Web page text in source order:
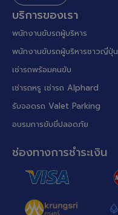
บริการของเรา
พนักงานขับรถผู้บริหาร
พนักงานขับรถผู้บริหารชาวญี่ปุ่น
เช่ารถพร้อมคนขับ
เช่ารถหรู เช่ารถ Alphard
รับจอดรถ Valet Parking
อบรมการขับขี่ปลอดภัย
ช่องทางการชำระเงิน